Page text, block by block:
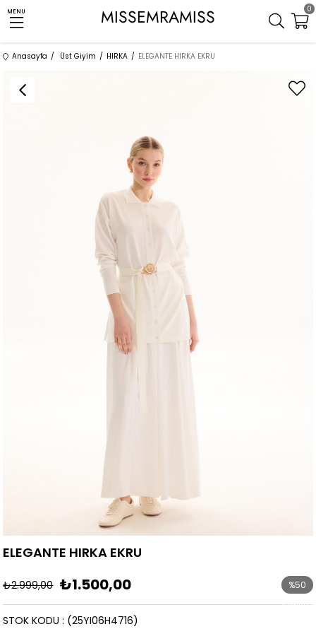
MENU MISSEMRAMISS 0
Anasayfa Üst Giyim HIRKA ELEGANTE HIRKA EKRU
ELEGANTE HIRKA EKRU
₺2.999,00 ₺1.500,00 %50
İndirim
(25YI06H4716)
STOK KODU